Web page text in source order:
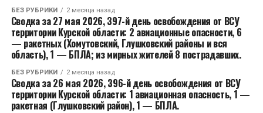
БЕЗ РУБРИКИ 2 месяца назад
Сводка за 27 мая 2026, 397-й день освобождения от ВСУ
территории Курской области: 2 авиационные опасности, 6
— ракетных (Хомутовский, Глушковский районы и вся
область), 1 — БПЛА; из мирных жителей 8 пострадавших.
БЕЗ РУБРИКИ 2 месяца назад
Сводка за 26 мая 2026, 396-й день освобождения от ВСУ
территории Курской области: 1 авиационная опасность, 1 —
ракетная (Глушковский район), 1 — БПЛА.